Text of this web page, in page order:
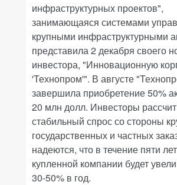
инфраструктурных проектов",
занимающаяся системами
крупными инфраструктурными
представила 2 декабря своего
инвестора, "Инновационную
'Технопром'". В августе
завершила приобретение 50%
20 млн долл. Инвесторы
стабильный спрос со стороны
государственных и частных
надеются, что в течение пяти
купленной компании будет
30-50% в год.